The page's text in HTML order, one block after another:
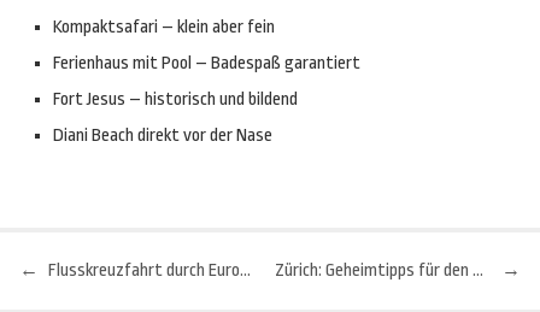
Kompaktsafari – klein aber fein
Ferienhaus mit Pool – Badespaß garantiert
Fort Jesus – historisch und bildend
Diani Beach direkt vor der Nase
Beitragsnavigation
← Flusskreuzfahrt durch Europa: Mit dem Schiff auf der Donau →
Zürich: Geheimtipps für den schmalen Geldbeutel